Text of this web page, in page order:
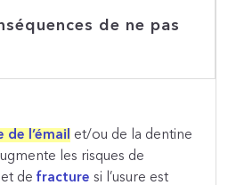
de ne pas
de l’émail et/ou de la dentine
les risques de
et defracture si l’usure est